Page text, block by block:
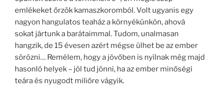
emlékeket őrzök kamaszkoromból. Volt ugyanis egy
nagyon hangulatos teaház a környékünkön, ahová
sokat jártunk a barátaimmal. Tudom, unalmasan
hangzik, de 15 évesen azért mégse ülhet be az ember
sörözni… Remélem, hogy a jövőben is nyílnak még majd
hasonló helyek – jól tud jönni, ha az ember minőségi
teára és nyugodt miliőre vágyik.